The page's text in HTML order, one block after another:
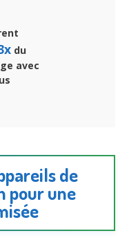
du
avec
de
pour une